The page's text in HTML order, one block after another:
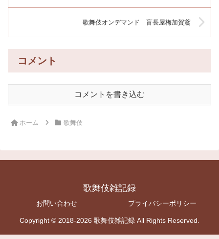
歌舞伎オンデマンド 盲長屋梅加賀鳶
コメント
コメントを書き込む
ホーム 歌舞伎
歌舞伎雑記録
お問い合わせ プライバシーポリシー
Copyright © 2018-2026 歌舞伎雑記録 All Rights Reserved.